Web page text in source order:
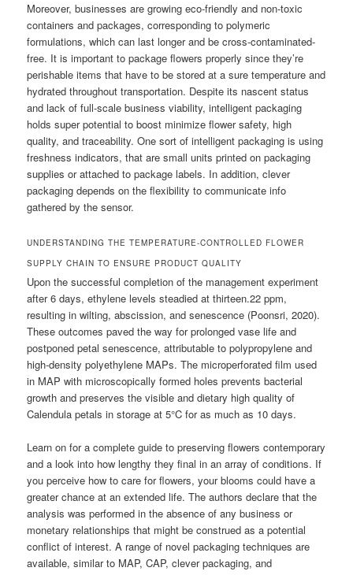
Moreover, businesses are growing eco-friendly and non-toxic
containers and packages, corresponding to polymeric
formulations, which can last longer and be cross-contaminated-
free. It is important to package flowers properly since they’re
perishable items that have to be stored at a sure temperature and
hydrated throughout transportation. Despite its nascent status
and lack of full-scale business viability, intelligent packaging
holds super potential to boost minimize flower safety, high
quality, and traceability. One sort of intelligent packaging is using
freshness indicators, that are small units printed on packaging
supplies or attached to package labels. In addition, clever
packaging depends on the flexibility to communicate info
gathered by the sensor.
UNDERSTANDING THE TEMPERATURE-CONTROLLED FLOWER
SUPPLY CHAIN TO ENSURE PRODUCT QUALITY
Upon the successful completion of the management experiment
after 6 days, ethylene levels steadied at thirteen.22 ppm,
resulting in wilting, abscission, and senescence (Poonsri, 2020).
These outcomes paved the way for prolonged vase life and
postponed petal senescence, attributable to polypropylene and
high-density polyethylene MAPs. The microperforated film used
in MAP with microscopically formed holes prevents bacterial
growth and preserves the visible and dietary high quality of
Calendula petals in storage at 5°C for as much as 10 days.
Learn on for a complete guide to preserving flowers contemporary
and a look into how lengthy they final in an array of conditions. If
you perceive how to care for flowers, your blooms could have a
greater chance at an extended life. The authors declare that the
analysis was performed in the absence of any business or
monetary relationships that might be construed as a potential
conflict of interest. A range of novel packaging techniques are
available, similar to MAP, CAP, clever packaging, and